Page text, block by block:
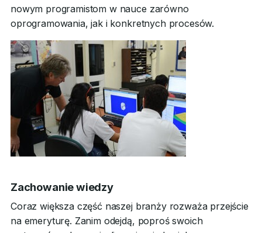
nowym programistom w nauce zarówno
oprogramowania, jak i konkretnych procesów.
Zachowanie wiedzy
Coraz większa część naszej branży rozważa przejście
na emeryturę. Zanim odejdą, poproś swoich